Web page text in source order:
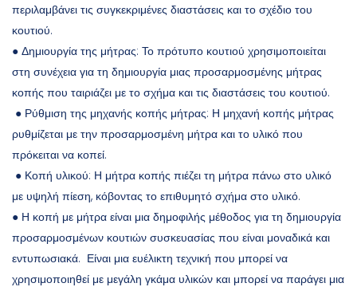
περιλαμβάνει τις συγκεκριμένες διαστάσεις και το σχέδιο του
κουτιού.
● Δημιουργία της μήτρας: Το πρότυπο κουτιού χρησιμοποιείται
στη συνέχεια για τη δημιουργία μιας προσαρμοσμένης μήτρας
κοπής που ταιριάζει με το σχήμα και τις διαστάσεις του κουτιού.
● Ρύθμιση της μηχανής κοπής μήτρας: Η μηχανή κοπής μήτρας
ρυθμίζεται με την προσαρμοσμένη μήτρα και το υλικό που
πρόκειται να κοπεί.
● Κοπή υλικού: Η μήτρα κοπής πιέζει τη μήτρα πάνω στο υλικό
με υψηλή πίεση, κόβοντας το επιθυμητό σχήμα στο υλικό.
● Η κοπή με μήτρα είναι μια δημοφιλής μέθοδος για τη δημιουργία
προσαρμοσμένων κουτιών συσκευασίας που είναι μοναδικά και
εντυπωσιακά. Είναι μια ευέλικτη τεχνική που μπορεί να
χρησιμοποιηθεί με μεγάλη γκάμα υλικών και μπορεί να παράγει μια